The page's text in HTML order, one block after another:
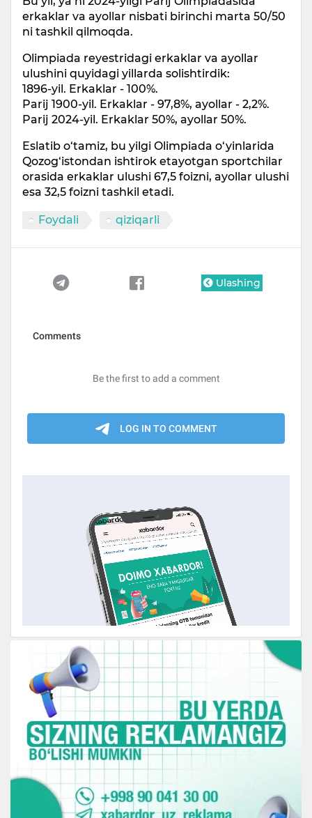
erkaklar va ayollar nisbati birinchi marta 50/50
ni tashkil qilmoqda.
Olimpiada reyestridagi erkaklar va ayollar
ulushini quyidagi yillarda solishtirdik:
1896-yil. Erkaklar - 100%.
Parij 1900-yil. Erkaklar - 97,8%, ayollar - 2,2%.
Parij 2024-yil. Erkaklar 50%, ayollar 50%.
Eslatib o‘tamiz, bu yilgi Olimpiada o‘yinlarida
Qozog‘istondan ishtirok etayotgan sportchilar
orasida erkaklar ulushi 67,5 foizni, ayollar ulushi
esa 32,5 foizni tashkil etadi.
Foydali qiziqarli
Ulashing